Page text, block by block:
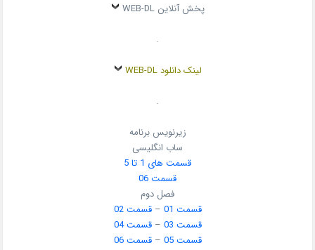
پخش آنلاین WEB-DL
.
لینک دانلود WEB-DL
.
زیرنویس برنامه
ساب انگلیسی
قسمت های 1 تا 5
قسمت 06
فصل دوم
قسمت 01
–قسمت 02
قسمت 03
–قسمت 04
قسمت 05
–قسمت 06